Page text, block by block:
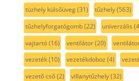
tüzhely külsőüveg(31) tűzhely(563)
tűzhelyforgatógomb(22) univerzális
vajtartó(16) ventilátor(20)
vezeték(10) vezetékdoboz (4)
vezető cső(2) villanytűzhely(32)